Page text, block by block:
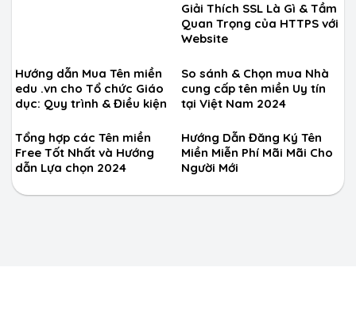
Giải Thích SSL Là Gì & Tầm
Quan Trọng của HTTPS với
Website
Hướng dẫn Mua Tên miền
edu .vn cho Tổ chức Giáo
dục: Quy trình & Điều kiện
So sánh & Chọn mua Nhà
cung cấp tên miền Uy tín
tại Việt Nam 2024
Tổng hợp các Tên miền
Free Tốt Nhất và Hướng
dẫn Lựa chọn 2024
Hướng Dẫn Đăng Ký Tên
Miền Miễn Phí Mãi Mãi Cho
Người Mới